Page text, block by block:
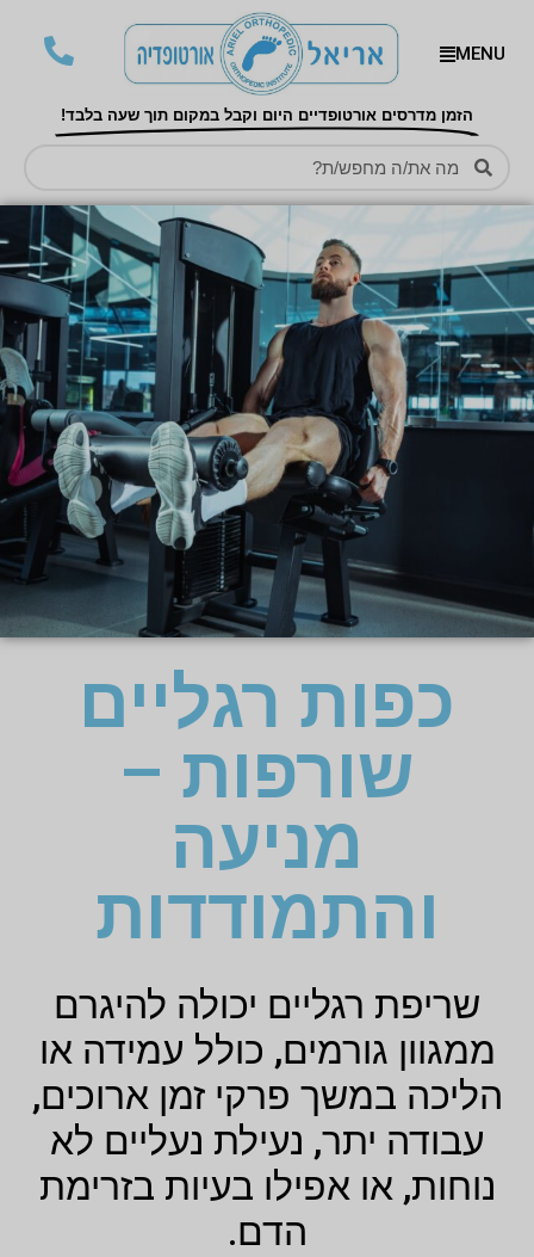
MENU
הזמן מדרסים אורטופדיים היום וקבל במקום תוך שעה בלבד!
כפות רגליים
שורפות –
מניעה
והתמודדות
שריפת רגליים יכולה להיגרם
ממגוון גורמים, כולל עמידה או
הליכה במשך פרקי זמן ארוכים,
עבודה יתר, נעילת נעליים לא
נוחות, או אפילו בעיות בזרימת
הדם.